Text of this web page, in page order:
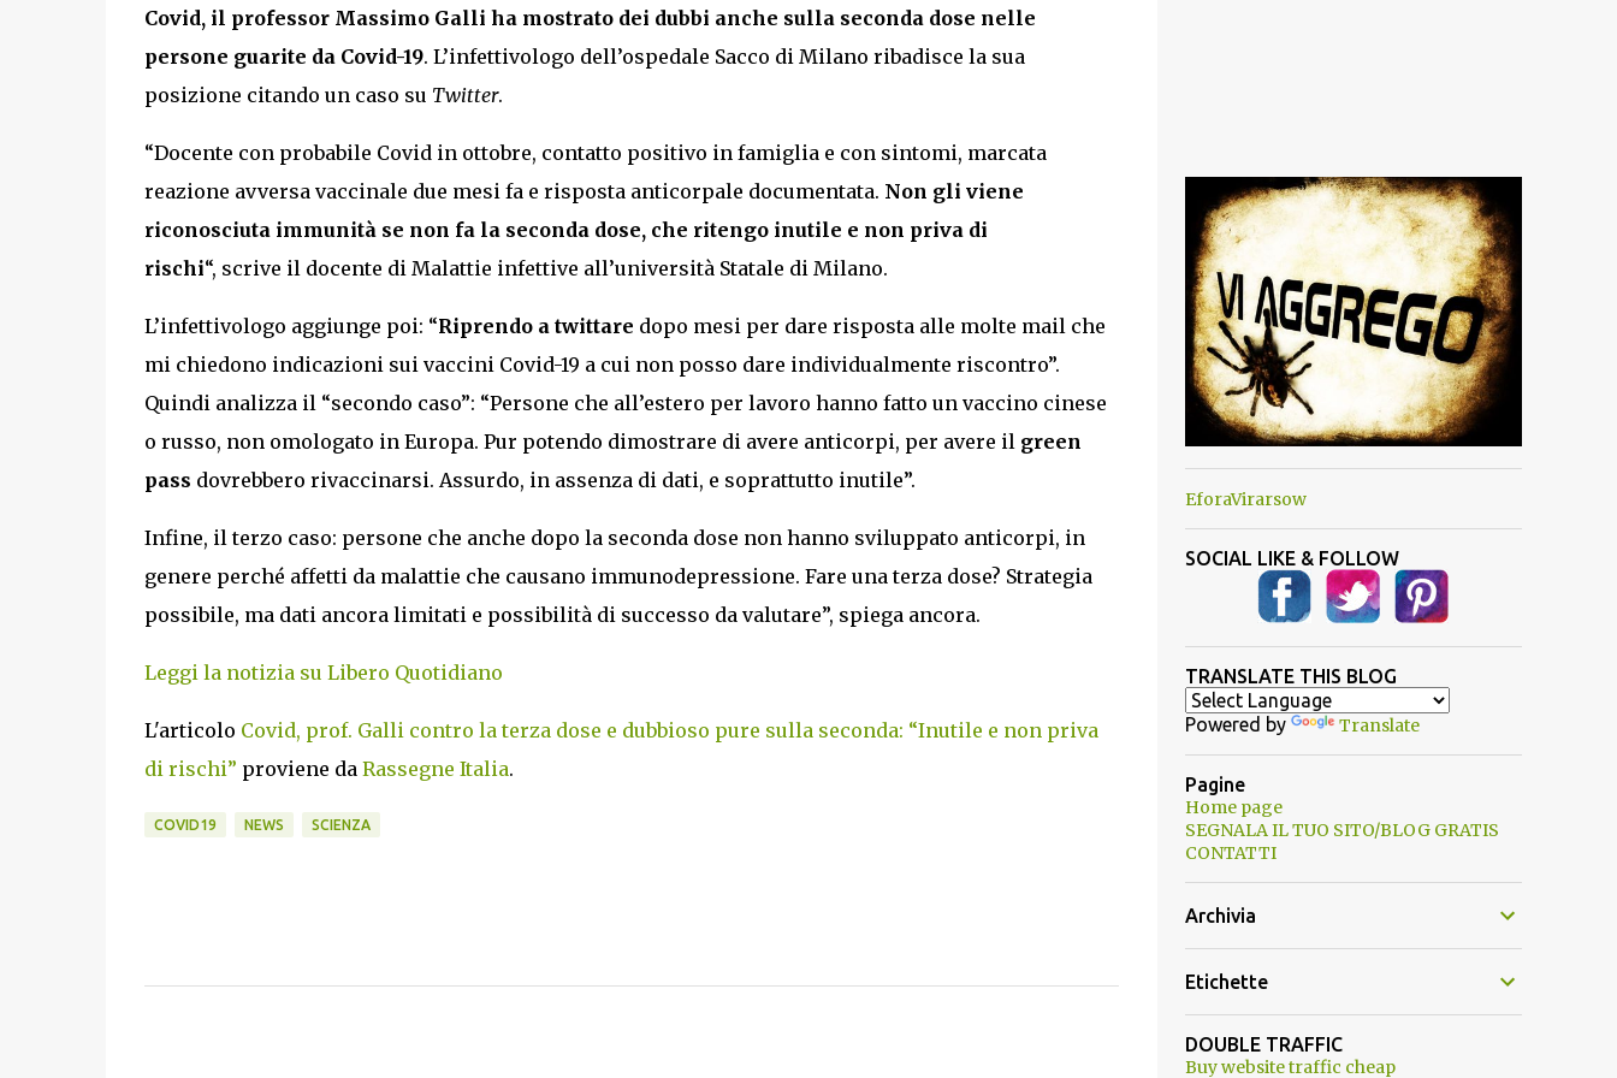
Covid, il professor Massimo Galli ha mostrato dei dubbi anche sulla seconda dose nelle
persone guarite da Covid-19. L’infettivologo dell’ospedale Sacco di Milano ribadisce la sua
posizione citando un caso su Twitter.
“Docente con probabile Covid in ottobre, contatto positivo in famiglia e con sintomi, marcata
reazione avversa vaccinale due mesi fa e risposta anticorpale documentata. Non gli viene
riconosciuta immunità se non fa la seconda dose, che ritengo inutile e non priva di
rischi“, scrive il docente di Malattie infettive all’università Statale di Milano.
L’infettivologo aggiunge poi: “Riprendo a twittare dopo mesi per dare risposta alle molte mail che
mi chiedono indicazioni sui vaccini Covid-19 a cui non posso dare individualmente riscontro”.
Quindi analizza il “secondo caso”: “Persone che all’estero per lavoro hanno fatto un vaccino cinese
o russo, non omologato in Europa. Pur potendo dimostrare di avere anticorpi, per avere ilgreen
pass dovrebbero rivaccinarsi. Assurdo, in assenza di dati, e soprattutto inutile”.
Infine, il terzo caso: persone che anche dopo la seconda dose non hanno sviluppato anticorpi, in
genere perché affetti da malattie che causano immunodepressione. Fare una terza dose? Strategia
possibile, ma dati ancora limitati e possibilità di successo da valutare”, spiega ancora.
Leggi la notizia su Libero Quotidiano
L'articolo Covid, prof. Galli contro la terza dose e dubbioso pure sulla seconda: “Inutile e non priva
di rischi” proviene da Rassegne Italia.
COVID19 NEWS SCIENZA
EforaVirarsow
SOCIAL LIKE & FOLLOW
TRANSLATE THIS BLOG
Powered by Translate
Pagine
Home page
SEGNALA IL TUO SITO/BLOG GRATIS
CONTATTI
Archivia
Etichette
DOUBLE TRAFFIC
Buy website traffic cheap